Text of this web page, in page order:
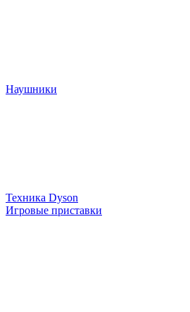
Наушники
Техника Dyson
Игровые приставки